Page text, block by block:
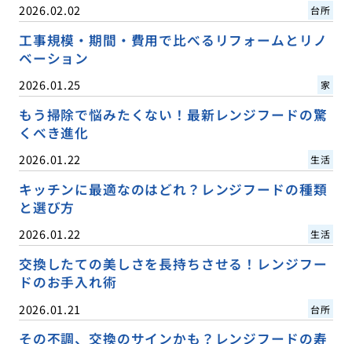
2026.02.02 台所
工事規模・期間・費用で比べるリフォームとリノ
ベーション
2026.01.25 家
もう掃除で悩みたくない！最新レンジフードの驚
くべき進化
2026.01.22 生活
キッチンに最適なのはどれ？レンジフードの種類
と選び方
2026.01.22 生活
交換したての美しさを長持ちさせる！レンジフー
ドのお手入れ術
2026.01.21 台所
その不調、交換のサインかも？レンジフードの寿